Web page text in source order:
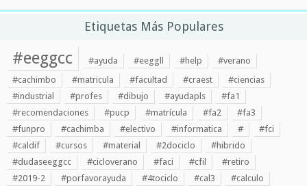
Etiquetas Más Populares
#eeggcc #ayuda #eeggll #help
#verano
#cachimbo
#matricula #facultad #craest
#ciencias
#industrial
#profes #dibujo #ayudapls
#fa1
#recomendaciones
#pucp #matrícula #fa2
#fa3
#funpro
#cachimba #electivo #informatica #
#fci
#caldif
#cursos #material #2dociclo
#hibrido
#dudaseeggcc
#cicloverano #faci #cfil
#retiro
#2019-2
#porfavorayuda #4tociclo #cal3
#calculo